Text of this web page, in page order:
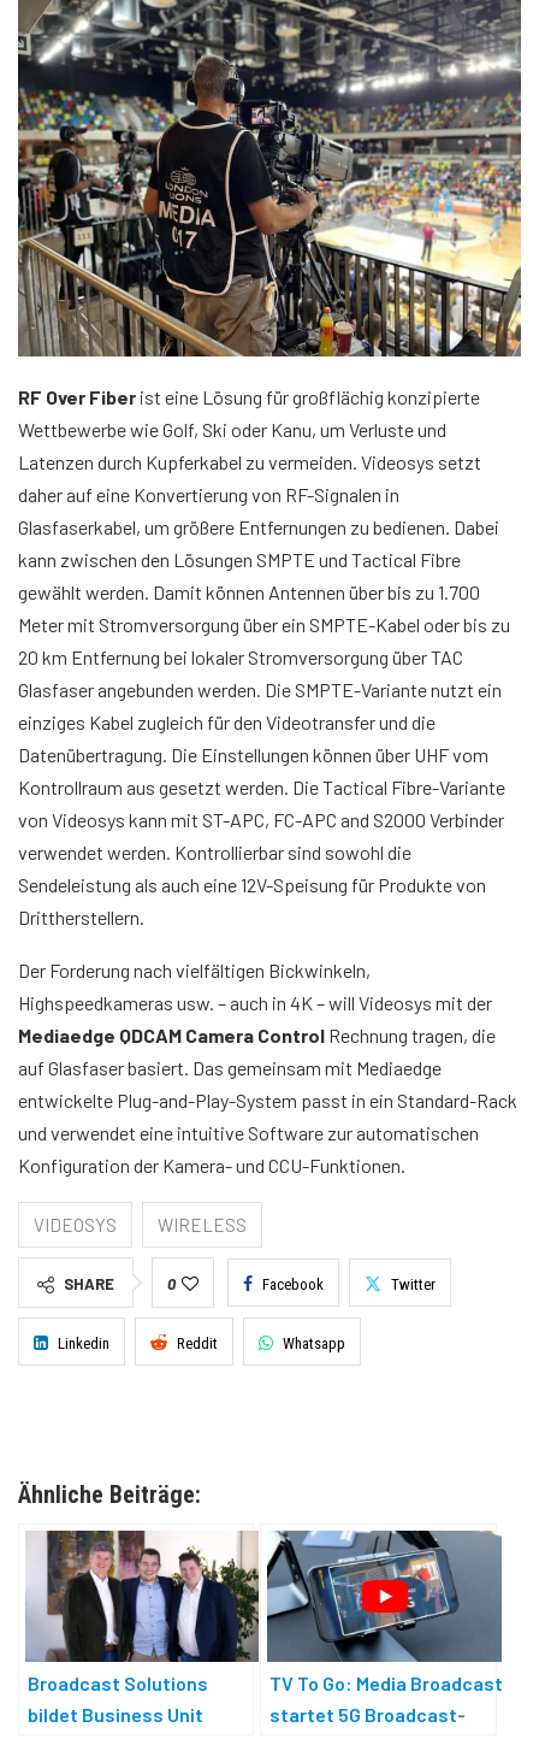
RF Over Fiber ist eine Lösung für großflächig konzipierte
Wettbewerbe wie Golf, Ski oder Kanu, um Verluste und
Latenzen durch Kupferkabel zu vermeiden. Videosys setzt
daher auf eine Konvertierung von RF-Signalen in
Glasfaserkabel, um größere Entfernungen zu bedienen. Dabei
kann zwischen den Lösungen SMPTE und Tactical Fibre
gewählt werden. Damit können Antennen über bis zu 1.700
Meter mit Stromversorgung über ein SMPTE-Kabel oder bis zu
20 km Entfernung bei lokaler Stromversorgung über TAC
Glasfaser angebunden werden. Die SMPTE-Variante nutzt ein
einziges Kabel zugleich für den Videotransfer und die
Datenübertragung. Die Einstellungen können über UHF vom
Kontrollraum aus gesetzt werden. Die Tactical Fibre-Variante
von Videosys kann mit ST-APC, FC-APC and S2000 Verbinder
verwendet werden. Kontrollierbar sind sowohl die
Sendeleistung als auch eine 12V-Speisung für Produkte von
Drittherstellern.
Der Forderung nach vielfältigen Bickwinkeln,
Highspeedkameras usw. – auch in 4K – will Videosys mit der
Mediaedge QDCAM Camera Control Rechnung tragen, die
auf Glasfaser basiert. Das gemeinsam mit Mediaedge
entwickelte Plug-and-Play-System passt in ein Standard-Rack
und verwendet eine intuitive Software zur automatischen
Konfiguration der Kamera- und CCU-Funktionen.
VIDEOSYS WIRELESS
SHARE 0 Facebook Twitter
Linkedin Reddit Whatsapp
Ähnliche Beiträge:
Broadcast Solutions
bildet Business Unit
TV To Go: Media Broadcast
startet 5G Broadcast-